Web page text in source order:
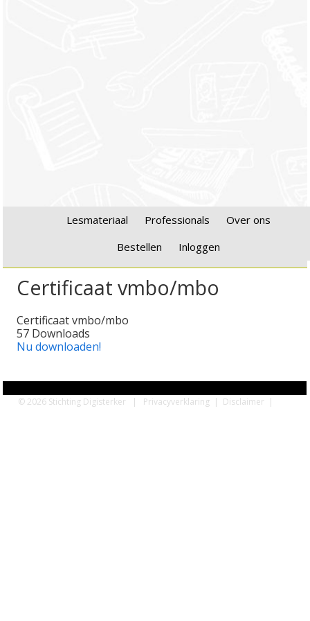
Lesmateriaal Professionals
Over ons
Bestellen
Inloggen
Certificaat vmbo/mbo
Certificaat vmbo/mbo
57 Downloads
Nu downloaden!
© 2026 Stichting Digisterker | Privacyverklaring | Disclaimer |